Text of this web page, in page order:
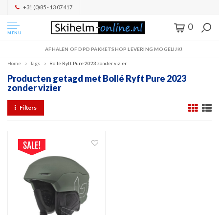
+31 (0)85 - 13 07 417
MENU
0
AFHALEN OF DPD PAKKETSHOP LEVERING MOGELIJK!
Home Tags Bollé Ryft Pure 2023 zonder vizier
Producten getagd met Bollé Ryft Pure 2023
zonder vizier
Filters